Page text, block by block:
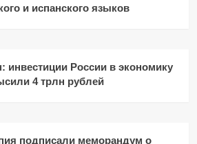
и испанского языков
России в экономику
4 трлн рублей
подписали меморандум о